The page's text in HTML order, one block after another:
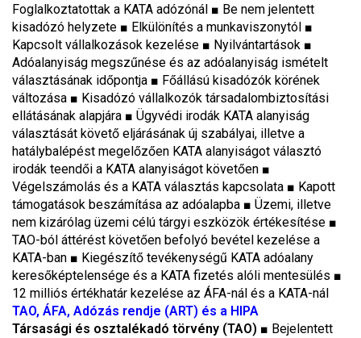
Foglalkoztatottak a KATA adózónál ■ Be nem jelentett
kisadózó helyzete ■ Elkülönítés a munkaviszonytól ■
Kapcsolt vállalkozások kezelése ■ Nyilvántartások ■
Adóalanyiság megszűnése és az adóalanyiság ismételt
választásának időpontja ■ Főállású kisadózók körének
változása ■ Kisadózó vállalkozók társadalombiztosítási
ellátásának alapjára ■ Ügyvédi irodák KATA alanyiság
választását követő eljárásának új szabályai, illetve a
hatálybalépést megelőzően KATA alanyiságot választó
irodák teendői a KATA alanyiságot követően ■
Végelszámolás és a KATA választás kapcsolata ■ Kapott
támogatások beszámítása az adóalapba ■ Üzemi, illetve
nem kizárólag üzemi célú tárgyi eszközök értékesítése ■
TAO-ból áttérést követően befolyó bevétel kezelése a
KATA-ban ■ Kiegészítő tevékenységű KATA adóalany
keresőképtelensége és a KATA fizetés alóli mentesülés ■
12 milliós értékhatár kezelése az ÁFA-nál és a KATA-nál
TAO, ÁFA, Adózás rendje (ART) és a HIPA
Társasági és osztalékadó törvény (TAO) ■ Bejelentett